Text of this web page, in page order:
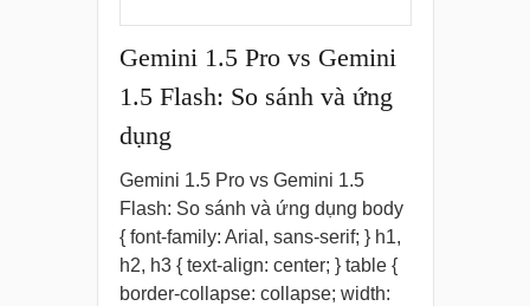
Gemini 1.5 Pro vs Gemini
1.5 Flash: So sánh và ứng
dụng
Gemini 1.5 Pro vs Gemini 1.5
Flash: So sánh và ứng dụng body
{ font-family: Arial, sans-serif; } h1,
h2, h3 { text-align: center; } table {
border-collapse: collapse; width: